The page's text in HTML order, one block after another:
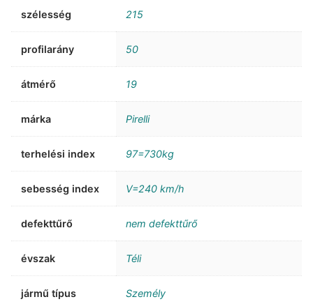
szélesség 215
profilarány 50
átmérő 19
márka Pirelli
terhelési index 97=730kg
sebesség index V=240 km/h
defekttűrő nem defekttűrő
évszak Téli
jármű típus Személy